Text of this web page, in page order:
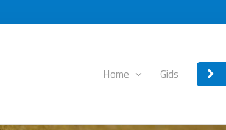
Home Gids